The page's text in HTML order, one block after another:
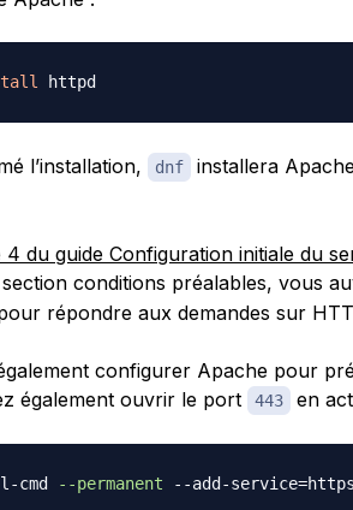
httpd
l’installation, dnf
installera
4 du guide Configuration initiale du
conditions préalables, vous
répondre aux demandes sur
configurer Apache pour
également ouvrir le port
443 en
cmd --permanent --add-service=